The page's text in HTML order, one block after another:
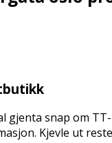
gjenta snap om
Kjevle ut